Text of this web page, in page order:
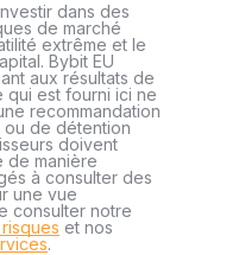
dans des
de marché
extrême et le
Bybit EU
aux résultats de
qui est fourni ici ne
recommandation
de détention
doivent
de manière
à consulter des
une vue
consulter notre
et nos
.